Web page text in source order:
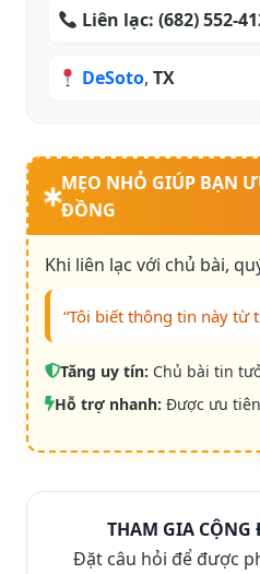
Liên lạc:(682) 552-
DeSoto,TX
MẸO NHỎ GIÚP BẠN
ĐỒNG
Khi liên lạc với chủ bài,
“Tôi biết thông tin này từ
Tăng uy tín: Chủ bài tin
Hỗ trợ nhanh: Được ưu
THAM GIA CỘNG
Đặt câu hỏi để được